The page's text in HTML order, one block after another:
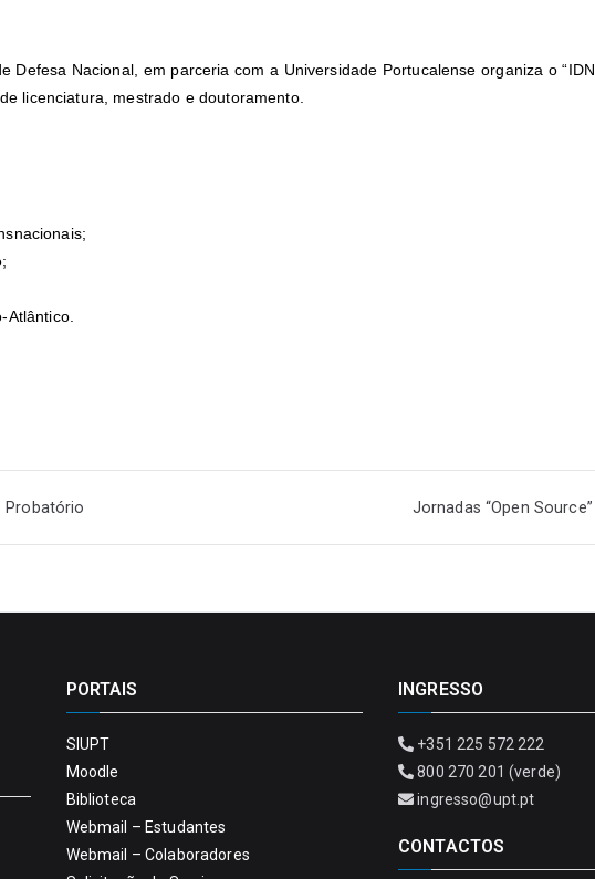
Defesa Nacional, em parceria com a Universidade Portucalense organiza o “IDN
licenciatura, mestrado e doutoramento.
Atlântico.
Probatório Jornadas “Open Source”
PORTAIS
SIUPT
Moodle
Biblioteca
Webmail – Estudantes
Webmail – Colaboradores
INGRESSO
+351 225 572 222
800 270 201 (verde)
ingresso@upt.pt
CONTACTOS